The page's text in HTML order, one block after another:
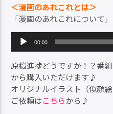
＜漫画のあれこれとは＞
「漫画のあれこれについて
声
プ
レ
ー
ヤ
ー
00:00
原稿進捗どうですか！？番
から購入いただけます♪
オリジナルイラスト（似顔
ご依頼はこちらから♪